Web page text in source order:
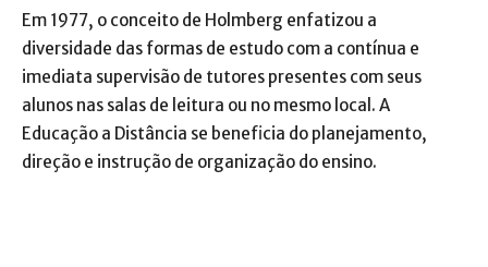
Em 1977, o conceito de Holmberg enfatizou a
diversidade das formas de estudo com a contínua e
imediata supervisão de tutores presentes com seus
alunos nas salas de leitura ou no mesmo local. A
Educação a Distância se beneficia do planejamento,
direção e instrução de organização do ensino.